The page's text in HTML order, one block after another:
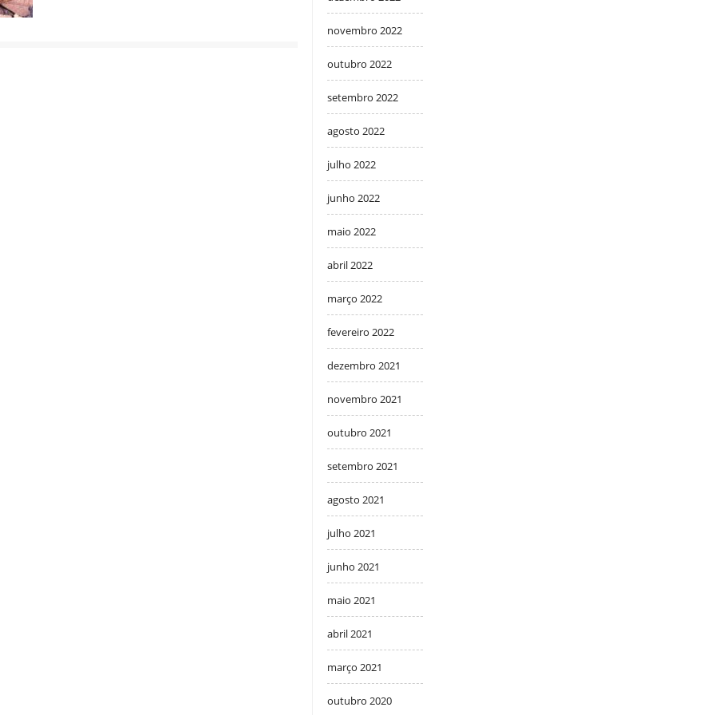
novembro 2022
outubro 2022
setembro 2022
agosto 2022
julho 2022
junho 2022
maio 2022
abril 2022
março 2022
fevereiro 2022
dezembro 2021
novembro 2021
outubro 2021
setembro 2021
agosto 2021
julho 2021
junho 2021
maio 2021
abril 2021
março 2021
outubro 2020